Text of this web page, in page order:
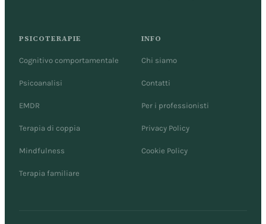
PSICOTERAPIE
Cognitivo comportamentale
Psicoanalisi
EMDR
Terapia di coppia
Mindfulness
Terapia familiare
INFO
Chi siamo
Contatti
Per i professionisti
Privacy Policy
Cookie Policy